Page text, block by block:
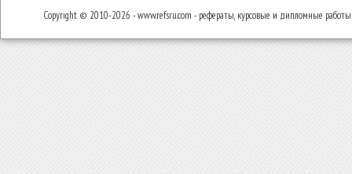
Copyright © 2010-2026 - www.refsru.com - рефераты, курсовые и дипломные работы